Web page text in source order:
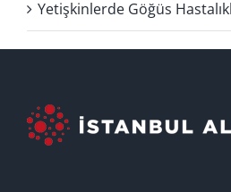
Yetişkinlerde Göğüs